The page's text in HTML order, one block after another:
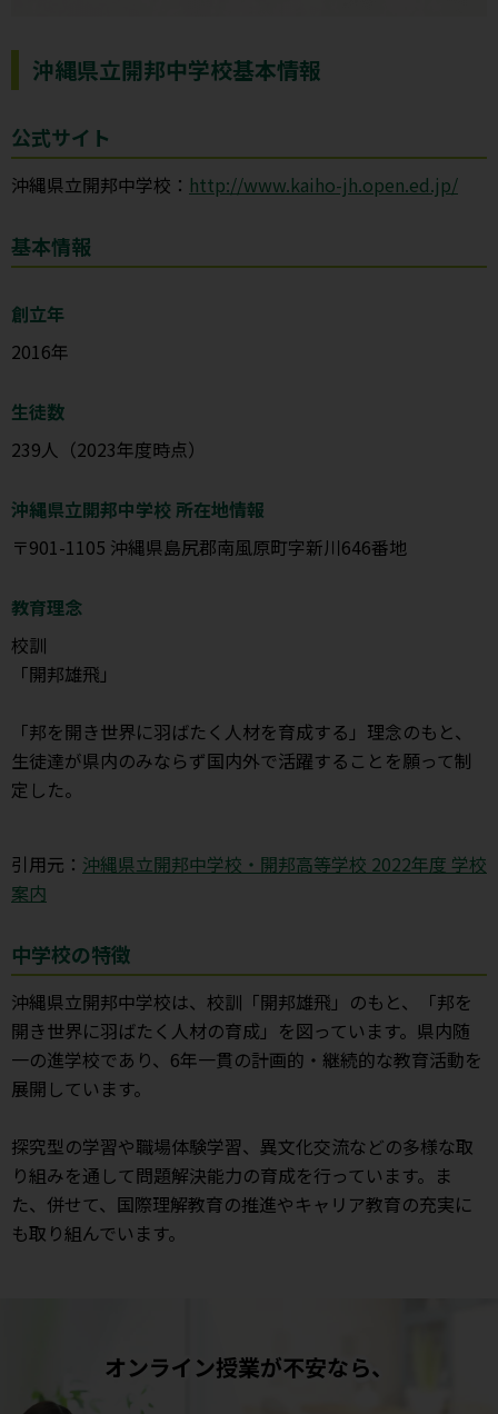
沖縄県立開邦中学校基本情報
公式サイト
沖縄県立開邦中学校： http://www.kaiho-jh.open.ed.jp/
基本情報
創立年
2016年
生徒数
239人（2023年度時点）
沖縄県立開邦中学校 所在地情報
〒901-1105 沖縄県島尻郡南風原町字新川646番地
教育理念
校訓
「開邦雄飛」
「邦を開き世界に羽ばたく人材を育成する」理念のもと、
生徒達が県内のみならず国内外で活躍することを願って制
定した。
引用元： 沖縄県立開邦中学校・開邦高等学校 2022年度 学校
案内
中学校の特徴
沖縄県立開邦中学校は、校訓「開邦雄飛」のもと、「邦を
開き世界に羽ばたく人材の育成」を図っています。県内随
一の進学校であり、6年一貫の計画的・継続的な教育活動を
展開しています。
探究型の学習や職場体験学習、異文化交流などの多様な取
り組みを通して問題解決能力の育成を行っています。ま
た、併せて、国際理解教育の推進やキャリア教育の充実に
も取り組んでいます。
オンライン授業が不安なら、